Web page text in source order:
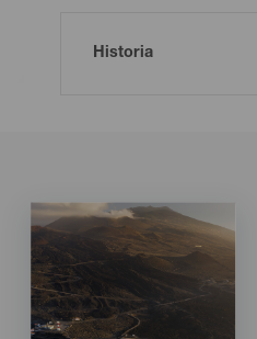
Imagen
Listado
Imagen